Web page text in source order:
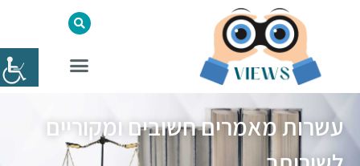
עשרות מאמרים חשובים ומקוריים